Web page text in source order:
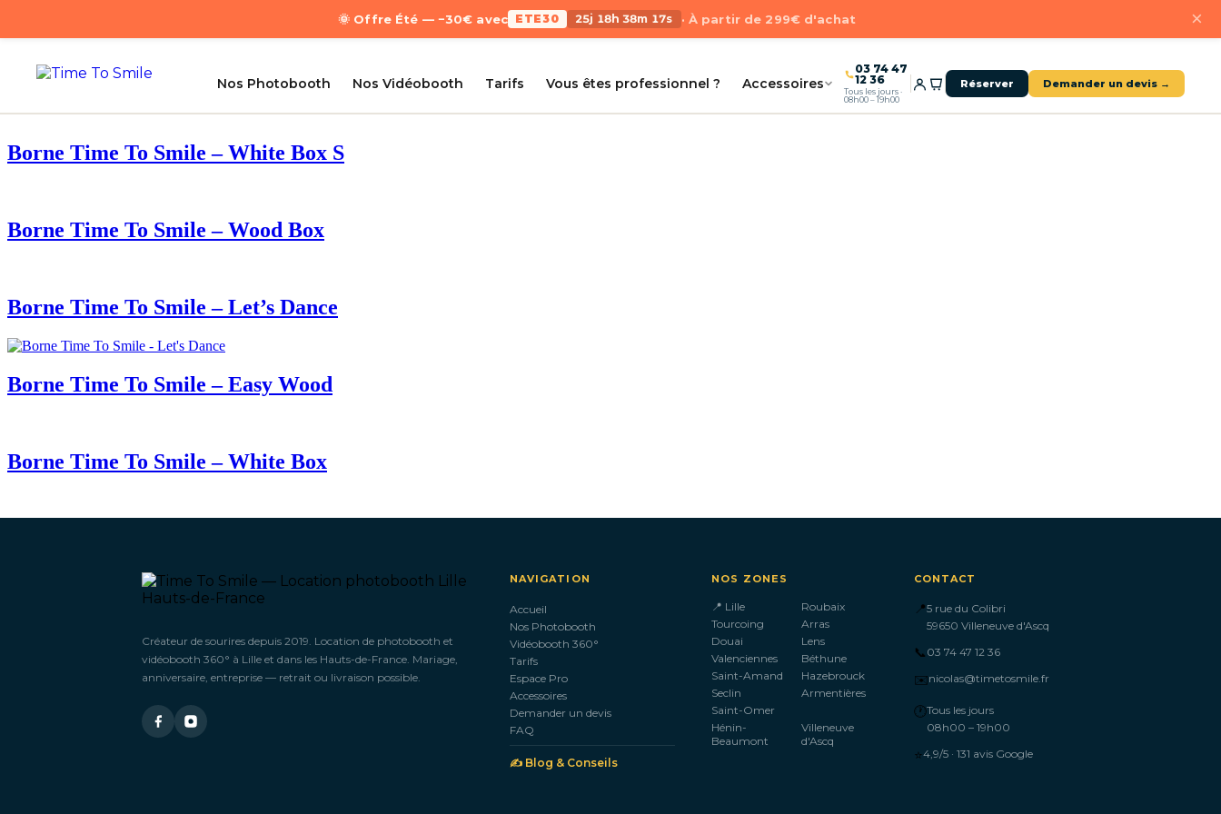
🌞 Offre Été — −30€ avec ETE30 25j 18h 38m 17s · À partir de 299€ d'achat ×
Nos Photobooth Nos Vidéobooth Tarifs Vous êtes professionnel ? Accessoires
03 74 47
12 36
Tous les jours ·
08h00 – 19h00
Réserver Demander un devis →
Borne Time To Smile – White Box S
Borne Time To Smile – Wood Box
Borne Time To Smile – Let’s Dance
Borne Time To Smile – Easy Wood
Borne Time To Smile – White Box
Créateur de sourires depuis 2019. Location de photobooth et
vidéobooth 360° à Lille et dans les Hauts-de-France. Mariage,
anniversaire, entreprise — retrait ou livraison possible.
NAVIGATION
Accueil
Nos Photobooth
Vidéobooth 360°
Tarifs
Espace Pro
Accessoires
Demander un devis
FAQ
✍️ Blog & Conseils
NOS ZONES
📍 Lille
Roubaix
Tourcoing
Arras
Douai
Lens
Valenciennes
Béthune
Saint-Amand
Hazebrouck
Seclin
Armentières
Saint-Omer
Hénin-
Beaumont
Villeneuve
d'Ascq
CONTACT
📍5 rue du Colibri
59650 Villeneuve d'Ascq
📞 03 74 47 12 36
✉️nicolas@timetosmile.fr
🕐Tous les jours
08h00 – 19h00
⭐4,9/5 · 131 avis Google